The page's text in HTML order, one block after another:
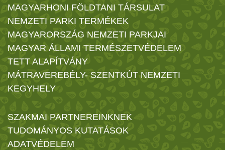
MAGYARHONI FÖLDTANI TÁRSULAT
NEMZETI PARKI TERMÉKEK
MAGYARORSZÁG NEMZETI PARKJAI
MAGYAR ÁLLAMI TERMÉSZETVÉDELEM
TETT ALAPÍTVÁNY
MÁTRAVEREBÉLY- SZENTKÚT NEMZETI
KEGYHELY
SZAKMAI PARTNEREINKNEK
TUDOMÁNYOS KUTATÁSOK
ADATVÉDELEM